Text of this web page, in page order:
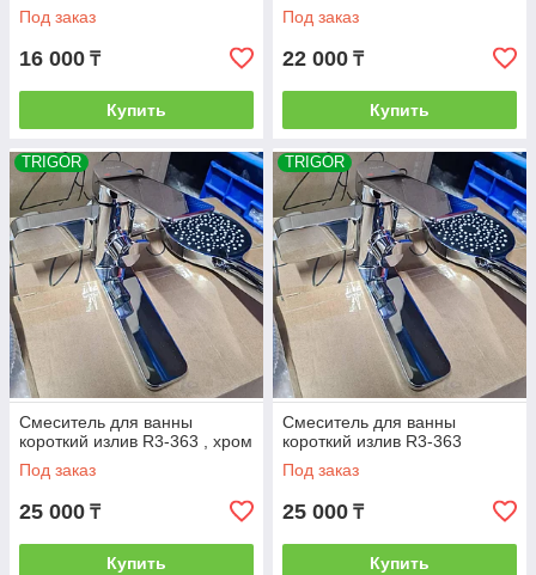
Под заказ
16 000 ₸
Купить
Под заказ
22 000 ₸
Купить
TRIGOR
Смеситель для ванны
короткий излив R3-363 , хром
Под заказ
25 000 ₸
Купить
TRIGOR
Смеситель для ванны
короткий излив R3-363
Под заказ
25 000 ₸
Купить